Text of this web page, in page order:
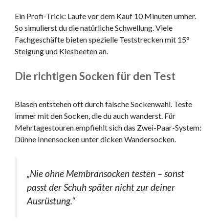
Ein Profi-Trick: Laufe vor dem Kauf 10 Minuten umher.
So simulierst du die natürliche Schwellung. Viele
Fachgeschäfte bieten spezielle Teststrecken mit 15°
Steigung und Kiesbeeten an.
Die richtigen Socken für den Test
Blasen entstehen oft durch falsche Sockenwahl. Teste
immer mit den Socken, die du auch wanderst. Für
Mehrtagestouren empfiehlt sich das Zwei-Paar-System:
Dünne Innensocken unter dicken Wandersocken.
„Nie ohne Membransocken testen – sonst
passt der Schuh später nicht zur deiner
Ausrüstung.“